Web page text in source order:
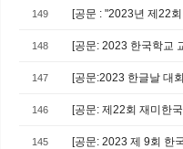
149 [공문 : "2023년 제22
148 [공문: 2023 한국학교
147 [공문:2023 한글날 대
146 [공문: 제22회 재미한
145 [공문: 2023 제 9회 한